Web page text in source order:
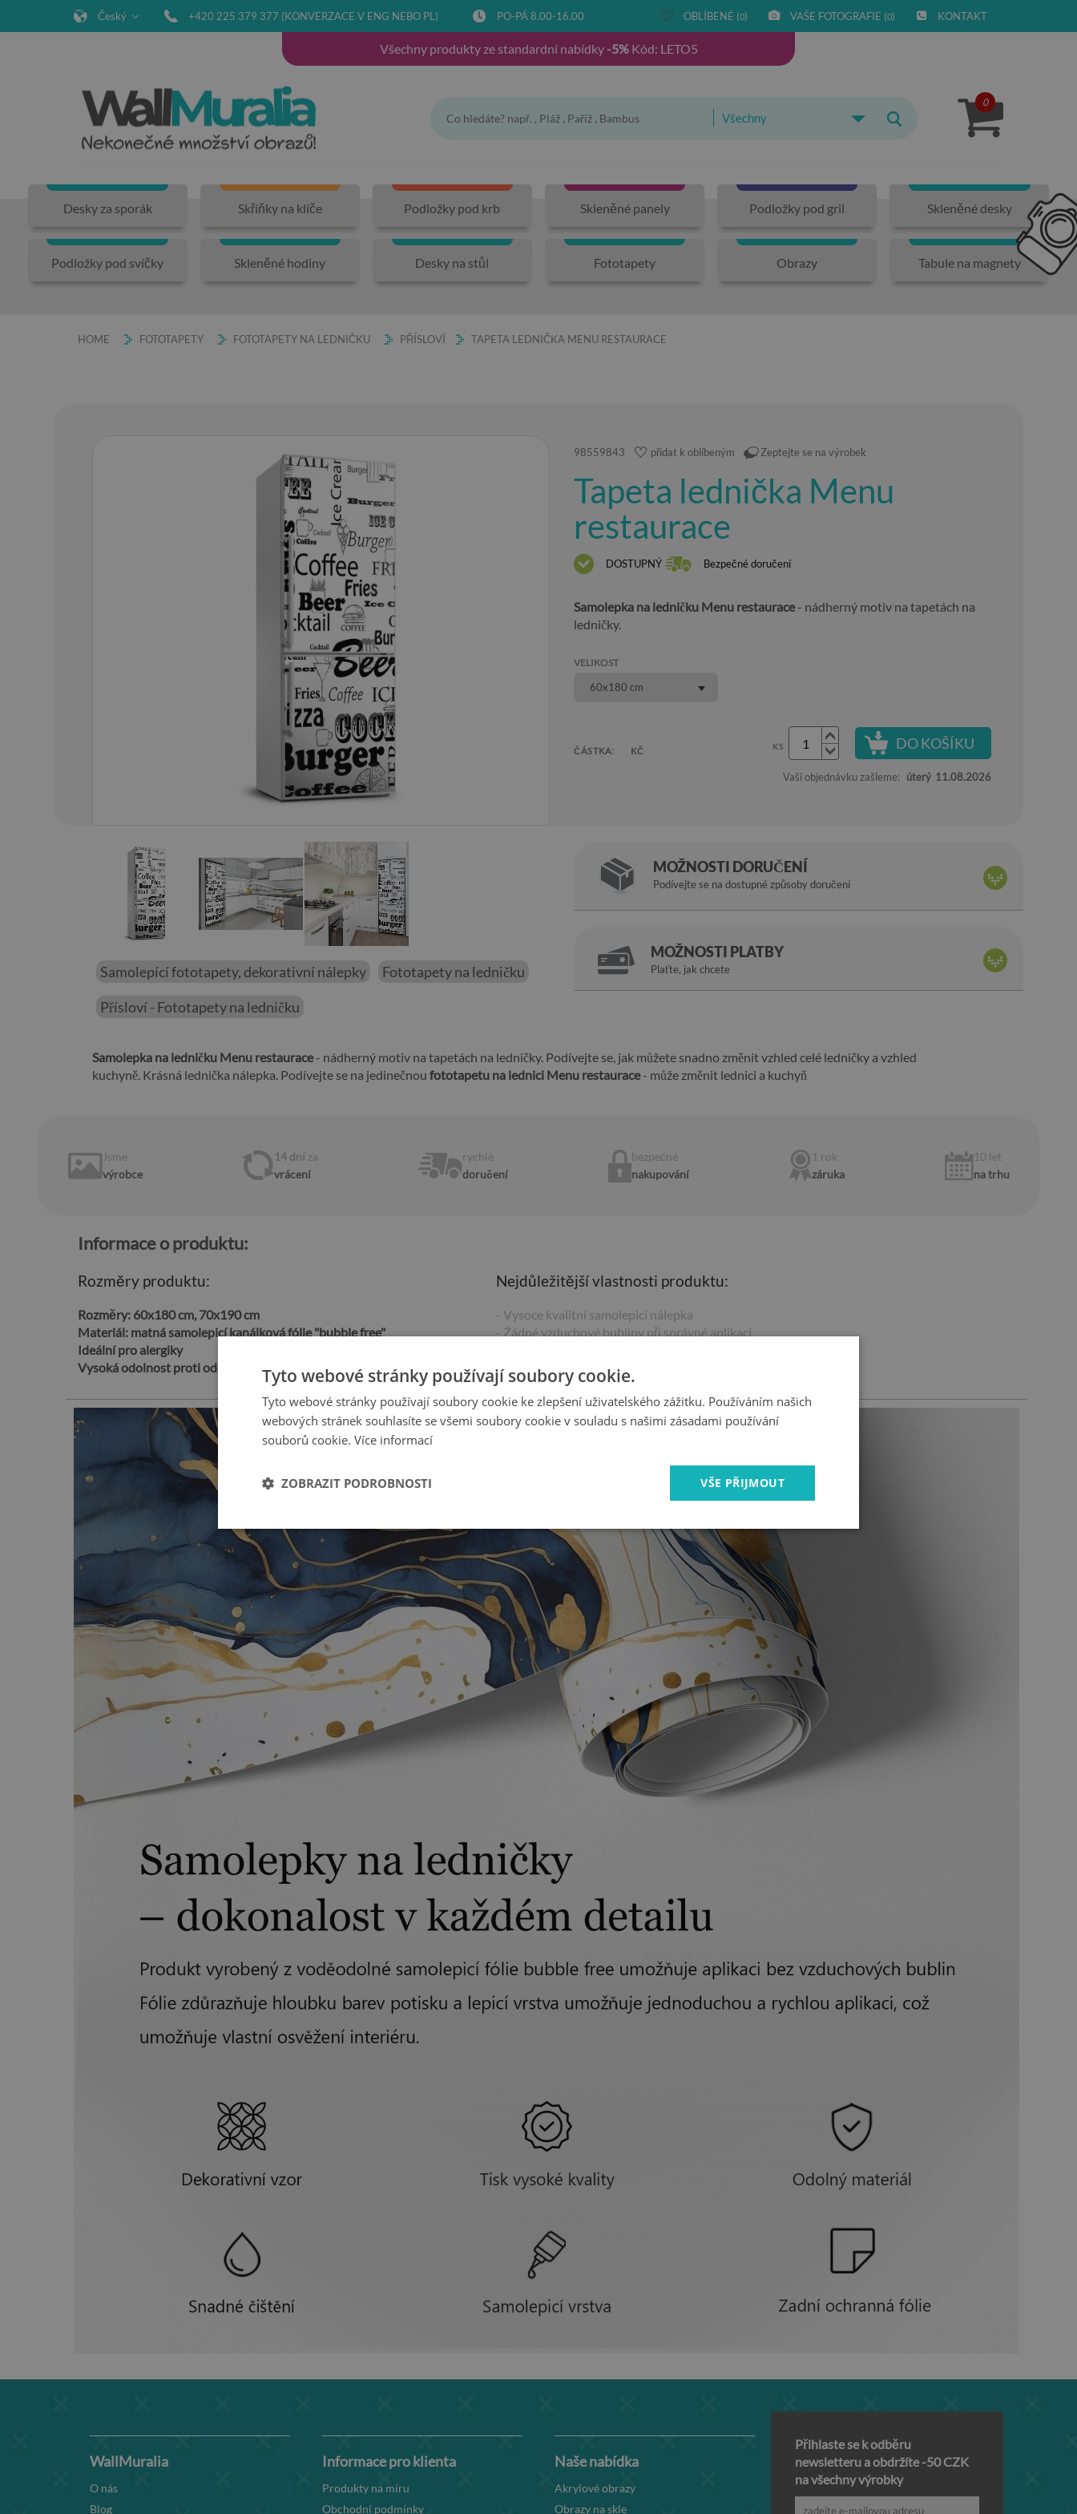
Český +420 225 379 377 (KONVERZACE V ENG NEBO PL) PO-PÁ 8.00-16.00 OBLÍBENÉ (0) VAŠE FOTOGRAFIE (0) KONTAKT
Všechny produkty ze standardní nabídky -5%Kód: LETO5
Všechny
0
Desky za sporák Skříňky na klíče Podložky pod krb Skleněné panely Podložky pod gril Skleněné desky
Podložky pod svíčky Skleněné hodiny Desky na stůl Fototapety Obrazy Tabule na magnety
HOME FOTOTAPETY FOTOTAPETY NA LEDNIČKU PŘÍSLOVÍ TAPETA LEDNIČKA MENU RESTAURACE
01 / 03
98559843 přidat k oblíbeným Zeptejte se na výrobek
Tapeta lednička Menu
restaurace
DOSTUPNÝ Bezpečné doručení
Samolepka na ledničku Menu restaurace- nádherný motiv na tapetách na
ledničky.
VELIKOST
60x180 cm
ČÁSTKA: KČ KS DO KOŠÍKU
Vaši objednávku zašleme: úterý 11.08.2026
Samolepící fototapety, dekorativní nálepky
Fototapety na ledničku
Přísloví - Fototapety na ledničku
Samolepka na ledničku Menu restaurace- nádherný motiv na tapetách na ledničky. Podívejte se, jak můžete snadno změnit vzhled celé ledničky a vzhled
kuchyně. Krásná lednička nálepka. Podívejte se na jedinečnoufototapetu na lednici Menu restaurace- může změnit lednici a kuchyň
MOŽNOSTI DORUČENÍ
Podívejte se na dostupné způsoby doručení
MOŽNOSTI PLATBY
Plaťte, jak chcete
Jsme
výrobce
14 dníza
vrácení
rychlé
doručení
bezpečné
nakupování
1 rok
záruka
10 let
na trhu
Informace o produktu:
Rozměry produktu:
Rozměry: 60x180 cm, 70x190 cm
Materiál: matná samolepicí kanálková fólie "bubble free"
Ideální pro alergiky
Vysoká odolnost proti oděru
Nejdůležitější vlastnosti produktu:
- Vysoce kvalitní samolepicí nálepka
- Žádné vzduchové bubliny při správné aplikaci
- Rychlá doba dodání
- Vyrobeno v Polsku
WallMuralia
O nás
Blog
Informace pro klienta
Produkty na míru
Obchodní podmínky
Naše nabídka
Akrylové obrazy
Obrazy na skle
Přihlaste se k odběru
newsletteru a obdržíte -50 CZK
na všechny výrobky
Tyto webové stránky používají soubory cookie.
Tyto webové stránky používají soubory cookie ke zlepšení uživatelského zážitku. Používáním našich
webových stránek souhlasíte se všemi soubory cookie v souladu s našimi zásadami používání
souborů cookie. Více informací
VŠE PŘIJMOUT
ZOBRAZIT PODROBNOSTI